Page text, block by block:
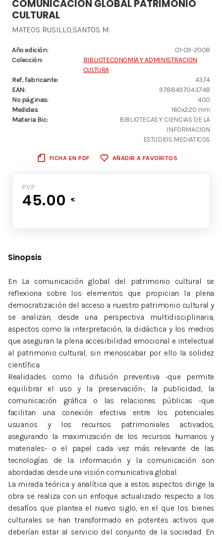
COMUNICACION GLOBAL PATRIMONIO
CULTURAL
MATEOS RUSILLO,SANTOS M.
Año edición:
01-09-2008
Colección:
BIBLIOTECONOMIA Y ADMINISTRACION
CULTURA
Ref. fabricante:
4374
EAN:
9788497043748
Nº páginas:
400
Medidas:
160x220 mm
Materia Bic:
BIBLIOTECAS Y CIENCIAS DE LA
INFORMACION
ESTUDIOS MEDIATICOS
FICHA EN PDF AÑADIR A FAVORITOS
PVP
45.00 €
Sinopsis
En La comunicación global del patrimonio cultural se
reflexiona sobre los elementos que propician la plena
democratización del acceso a nuestro patrimonio cultural y
se analizan, desde una perspectiva multidisciplinaria,
aspectos como la interpretación, la didáctica y los medios
que aseguran la plena accesibilidad emocional e intelectual
al patrimonio cultural, sin menoscabar por ello la solidez
científica.
Realidades como la difusión preventiva -que permite
equilibrar el uso y la preservación-, la publicidad, la
comunicación gráfica o las relaciones públicas -que
facilitan una conexión efectiva entre los potenciales
usuarios y los recursos patrimoniales activados,
asegurando la maximización de los recursos humanos y
materiales- o el papel cada vez más relevante de las
tecnologías de la información y la comunicación son
abordadas desde una visión comunicativa global.
La mirada teórica y analítica que a estos aspectos dirige la
obra se realiza con un enfoque actualizado respecto a los
desafíos que plantea el nuevo siglo, en el que los bienes
culturales se han transformado en potentes activos que
deberían estar al servicio del conjunto de la sociedad. En